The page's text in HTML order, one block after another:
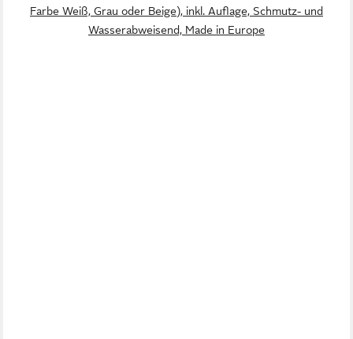
Farbe Weiß, Grau oder Beige), inkl. Auflage, Schmutz- und
Wasserabweisend, Made in Europe